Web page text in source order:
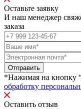
Оставьте заявку
И наш менеджер
заказа
Отправить
*Нажимая на кнопку
обработку
Оставить отзыв